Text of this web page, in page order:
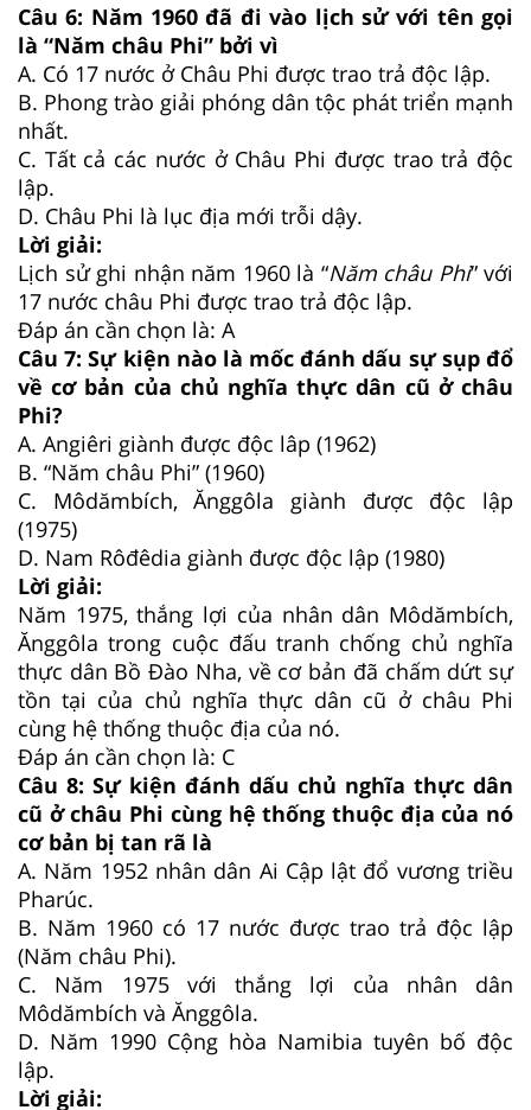
Câu 6: Năm 1960 đã đi vào lịch sử với tên gọi
là “Năm châu Phi” bởi vì
A. Có 17 nước ở Châu Phi được trao trả độc lập.
B. Phong trào giải phóng dân tộc phát triển mạnh
nhất.
C. Tất cả các nước ở Châu Phi được trao trả độc
lập.
D. Châu Phi là lục địa mới trỗi dậy.
Lời giải:
Lịch sử ghi nhận năm 1960 là “Năm châu Phi” với
17 nước châu Phi được trao trả độc lập.
Đáp án cần chọn là: A
Câu 7:Sự kiện nào là mốc đánh dấu sự sụp đổ
về cơ bản của chủ nghĩa thực dân cũ ở châu
Phi?
A. Angiêri giành được độc lâp (1962)
B. “Năm châu Phi” (1960)
C. Môdămbích, Ănggôla giành được độc lập
(1975)
D. Nam Rôđêdia giành được độc lập (1980)
Lời giải:
Năm 1975, thắng lợi của nhân dân Môdămbích,
Ănggôla trong cuộc đấu tranh chống chủ nghĩa
thực dân Bồ Đào Nha, về cơ bản đã chấm dứt sự
tồn tại của chủ nghĩa thực dân cũ ở châu Phi
cùng hệ thống thuộc địa của nó.
Đáp án cần chọn là: C
Câu 8: Sự kiện đánh dấu chủ nghĩa thực dân
cũ ở châu Phi cùng hệ thống thuộc địa của nó
cơ bản bị tan rã là
A. Năm 1952 nhân dân Ai Cập lật đổ vương triều
Pharúc.
B. Năm 1960 có 17 nước được trao trả độc lập
(Năm châu Phi).
C. Năm 1975 với thắng lợi của nhân dân
Môdămbích và Ănggôla.
D. Năm 1990 Cộng hòa Namibia tuyên bố độc
lập.
Lời giải: